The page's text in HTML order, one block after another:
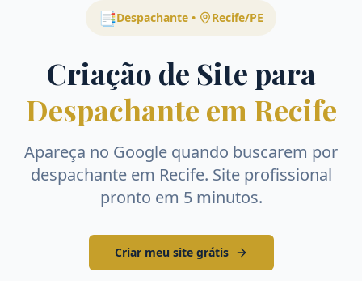
📑Despachante • Recife/PE
Criação de Site para
Despachante em Recife
Apareça no Google quando buscarem por
despachanteem Recife. Site profissional
pronto em 5 minutos.
Criar meu site grátis